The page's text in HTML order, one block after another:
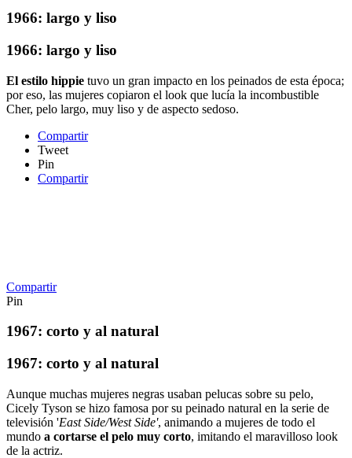
1966: largo y liso
1966: largo y liso
El estilo hippie tuvo un gran impacto en los peinados de esta época;
por eso, las mujeres copiaron el look que lucía la incombustible
Cher, pelo largo, muy liso y de aspecto sedoso.
Compartir
Tweet
Pin
Compartir
Compartir
Pin
1967: corto y al natural
1967: corto y al natural
Aunque muchas mujeres negras usaban pelucas sobre su pelo,
Cicely Tyson se hizo famosa por su peinado natural en la serie de
televisión 'East Side/West Side', animando a mujeres de todo el
mundo a cortarse el pelo muy corto, imitando el maravilloso look
de la actriz.